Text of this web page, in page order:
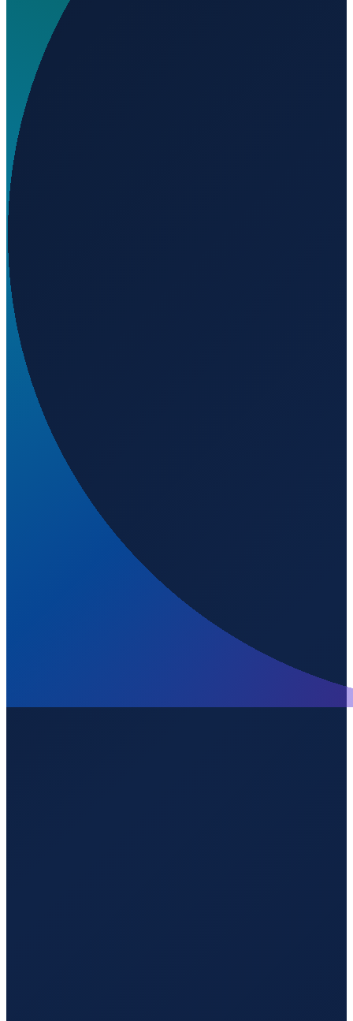
Salvator Halberstadt Heliport?
Wird geladen...
112
Hamburg